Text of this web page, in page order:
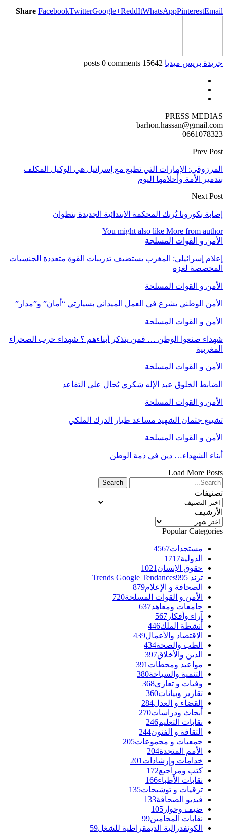
Share FacebookTwitterGoogle+ReddItWhatsAppPinterestEmail
جريدة بريس ميديا 15642 posts
0 comments
PRESS MEDIAS
barhon.hassan@gmail.com
0661078323
Prev Post
المرزوقي: الإمارات التي تطبع مع إسرائيل هي الوكيل المكلف
بتدمير الأمة وأحلامها اليوم
Next Post
إصابة بكورونا تُربك المحكمة الابتدائية الجديدة بتطوان
You might also like More from author
الأمن و القوات المسلحة
إعلام إسرائيلي: المغرب يستضيف تدريبات القوة متعددة الجنسيات
المخصصة لغزة
الأمن و القوات المسلحة
الأمن الوطني يشرع في العمل الميداني بسيارتي “أمان” و”مدار”
الأمن و القوات المسلحة
شهداء صنعوا الوطن … فمن يتذكر أبناءهم ؟ شهداء حرب الصحراء
المغربية
الأمن و القوات المسلحة
الضابط الخلوق عبد الإله شكري يُحال على التقاعد
الأمن و القوات المسلحة
تشييع جثمان الشهيد مساعد طيار الدرك الملكي
الأمن و القوات المسلحة
أبناء الشهداء… دين في ذمة الوطن
Load More Posts
تصنيفات
تصنيفات
الأرشيف
الأرشيف
Popular Categories
مستجدات4567
الدولية1717
حقوق الإنسان 1021
ترند Trends Google Tendances 995
الصحافة و الإعلام879
الأمن و القوات المسلحة720
جامعات ومعاهد637
آراء وأفكار 567
أنشطة الملك446
الاقتصاد والأعمال439
الطب والصحة434
الدين والأخلاق397
مواعيد ومحطات 391
التنمية والسياحة380
وفيات و تعازي368
تقارير وبيانات360
القضاء و العدل284
أبحاث ودراسات270
نقابات التعليم246
الثقافة و الفنون244
جمعيات و مجموعات205
الأمم المتحدة204
خدامات وإرشادات 201
كتب ومراجيع172
نقابات الأطباء166
ترقيات و توشيحات135
فيديو الصحافة133
ضيف وحوار 105
نقابات المحامين99
الكونفدرالية الديمقراطية للشغل59